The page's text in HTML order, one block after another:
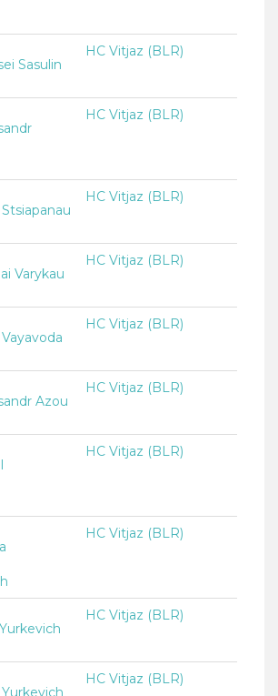
Sasulin
HC Vitjaz (BLR)
HC Vitjaz (BLR)
HC Vitjaz (BLR)
Varykau
HC Vitjaz (BLR)
HC Vitjaz (BLR)
Azou
HC Vitjaz (BLR)
HC Vitjaz (BLR)
HC Vitjaz (BLR)
HC Vitjaz (BLR)
HC Vitjaz (BLR)